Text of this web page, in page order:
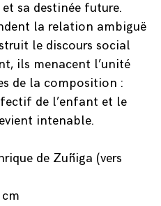
sa destinée future.
la relation ambiguë
le discours social
ils menacent l’unité
de la composition :
de l’enfant et le
intenable.
de Zuñiga (vers